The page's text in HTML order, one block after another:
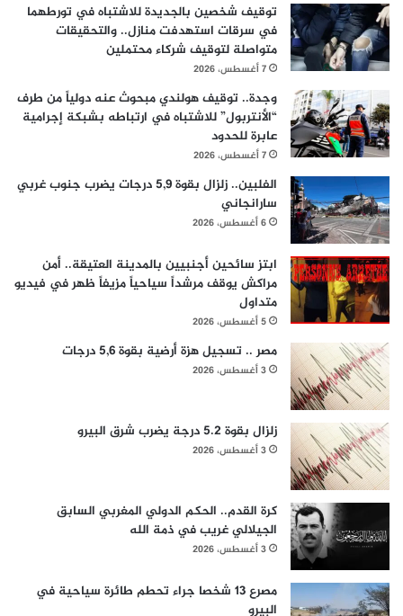
توقيف شخصين بالجديدة للاشتباه في تورطهما
في سرقات استهدفت منازل.. والتحقيقات
متواصلة لتوقيف شركاء محتملين
7 أغسطس، 2026
وجدة.. توقيف هولندي مبحوث عنه دولياً من طرف
“الأنتربول” للاشتباه في ارتباطه بشبكة إجرامية
عابرة للحدود
7 أغسطس، 2026
الفلبين.. زلزال بقوة 5,9 درجات يضرب جنوب غربي
سارانجاني
6 أغسطس، 2026
ابتز سائحين أجنبيين بالمدينة العتيقة.. أمن
مراكش يوقف مرشداً سياحياً مزيفاً ظهر في فيديو
متداول
5 أغسطس، 2026
مصر .. تسجيل هزة أرضية بقوة 5,6 درجات
3 أغسطس، 2026
زلزال بقوة 5.2 درجة يضرب شرق البيرو
3 أغسطس، 2026
كرة القدم.. الحكم الدولي المغربي السابق
الجيلالي غريب في ذمة الله
3 أغسطس، 2026
مصرع 13 شخصا جراء تحطم طائرة سياحية في
البيرو